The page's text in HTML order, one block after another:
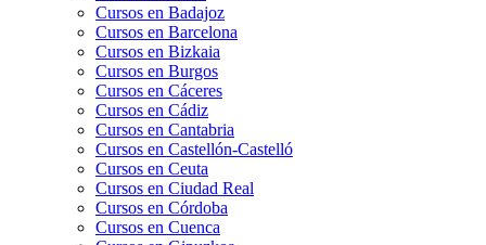
Cursos en Badajoz
Cursos en Barcelona
Cursos en Bizkaia
Cursos en Burgos
Cursos en Cáceres
Cursos en Cádiz
Cursos en Cantabria
Cursos en Castellón-Castelló
Cursos en Ceuta
Cursos en Ciudad Real
Cursos en Córdoba
Cursos en Cuenca